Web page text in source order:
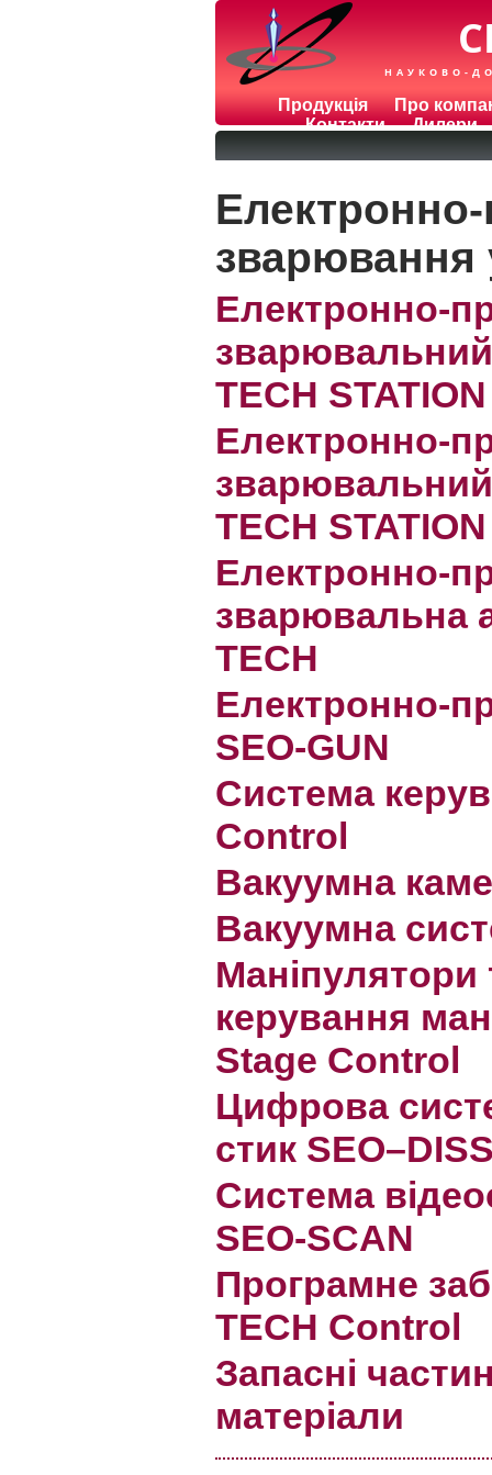
НАУКОВО-
Продукція
Про
Контакти
Дилери
зварювання
Електронно-
TECH
Електронно-
TECH STATION
Електронно-
зварювальна
TECH
Електронно-
SEO-GUN
Система
Control
Вакуумна
Вакуумна
Маніпулятори
керування
Stage Control
Цифрова
стик
Система
SEO-SCAN
Програмне
TECH Control
Запасні
матеріали